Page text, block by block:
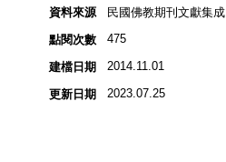
資料來源
民國佛教期刊文獻集
點閱次數
475
建檔日期 2014.11.01
更新日期 2023.07.25